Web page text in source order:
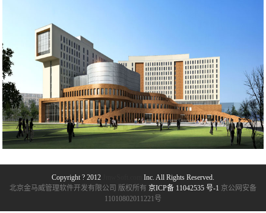
Copyright ? 2012
Inc. All Rights Reserved.
北京金马威管理软件开发有限公司 版权所有 京ICP备 11042535 号-1 京公网安备
11010802011221号